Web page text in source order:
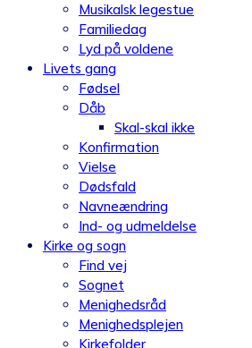
Musikalsk legestue
Familiedag
Lyd på voldene
Livets gang
Fødsel
Dåb
Skal-skal ikke
Konfirmation
Vielse
Dødsfald
Navneændring
Ind- og udmeldelse
Kirke og sogn
Find vej
Sognet
Menighedsråd
Menighedsplejen
Kirkefolder